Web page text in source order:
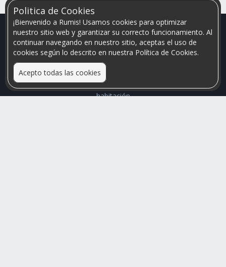
Politica de Cookies
¡Bienvenido a Rumis! Usamos cookies para optimizar
nuestro sitio web y garantizar su correcto funcionamiento. Al
continuar navegando en nuestro sitio, aceptas el uso de
cookies según lo descrito en nuestra Política de Cookies.
Acepto todas las cookies
Relacionamos personas que arriendan con las que buscan una
habitación